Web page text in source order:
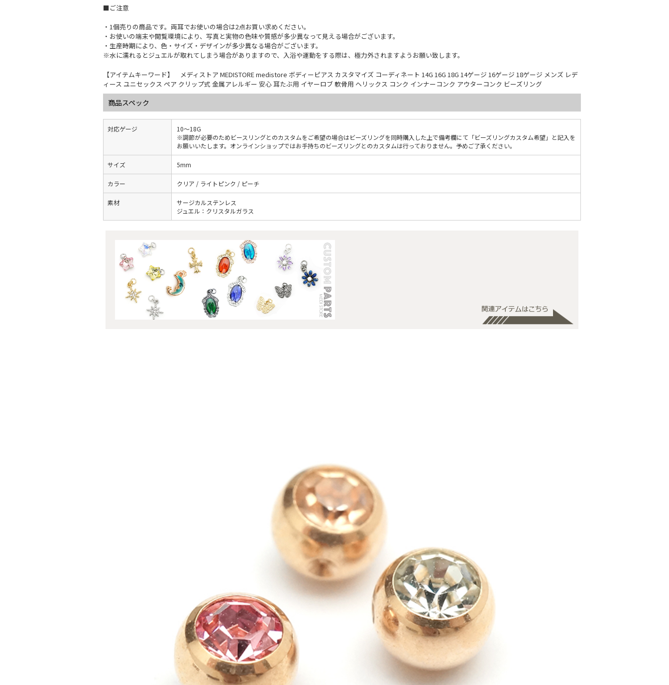
■ご注意
・1個売りの商品です。両耳でお使いの場合は2点お買い求めください。
・お使いの端末や閲覧環境により、写真と実物の色味や質感が多少異なって見える場合がございます。
・生産時期により、色・サイズ・デザインが多少異なる場合がございます。
※水に濡れるとジュエルが取れてしまう場合がありますので、入浴や運動をする際は、極力外されますようお願い致します。
【アイテムキーワード】 メディストア MEDISTORE medistore ボディーピアス カスタマイズ コーディネート 14G 16G 18G 14ゲージ 16ゲージ 18ゲージ メンズ レデ
ィース ユニセックス ペア クリップ式 金属アレルギー 安心 耳たぶ用 イヤーロブ 軟骨用 ヘリックス コンク インナーコンク アウターコンク ビーズリング
商品スペック
対応ゲージ
10～18G
※調節が必要のためビースリングとのカスタムをご希望の場合はビーズリングを同時購入した上で備考欄にて「ビーズリングカスタム希望」と記入を
お願いいたします。オンラインショップではお手持ちのビーズリングとのカスタムは行っておりません。予めご了承ください。
サイズ 5mm
カラー クリア / ライトピンク / ピーチ
素材
サージカルステンレス
ジュエル：クリスタルガラス